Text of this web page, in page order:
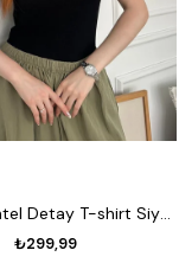
Kolları Dantel Detay T-shirt Siyah
₺299,99